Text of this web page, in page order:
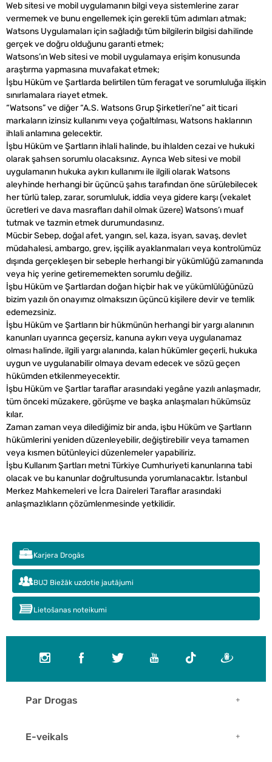
Web sitesi ve mobil uygulamanın bilgi veya sistemlerine zarar
vermemek ve bunu engellemek için gerekli tüm adımları atmak;
Watsons Uygulamaları için sağladığı tüm bilgilerin bilgisi dahilinde
gerçek ve doğru olduğunu garanti etmek;
Watsons’ın Web sitesi ve mobil uygulamaya erişim konusunda
araştırma yapmasına muvafakat etmek;
İşbu Hüküm ve Şartlarda belirtilen tüm feragat ve sorumluluğa ilişkin
sınırlamalara riayet etmek.
“Watsons” ve diğer “A.S. Watsons Grup Şirketleri’ne” ait ticari
markaların izinsiz kullanımı veya çoğaltılması, Watsons haklarının
ihlali anlamına gelecektir.
İşbu Hüküm ve Şartların ihlali halinde, bu ihlalden cezai ve hukuki
olarak şahsen sorumlu olacaksınız. Ayrıca Web sitesi ve mobil
uygulamanın hukuka aykırı kullanımı ile ilgili olarak Watsons
aleyhinde herhangi bir üçüncü şahıs tarafından öne sürülebilecek
her türlü talep, zarar, sorumluluk, iddia veya gidere karşı (vekalet
ücretleri ve dava masrafları dahil olmak üzere) Watsons’ı muaf
tutmak ve tazmin etmek durumundasınız.
Mücbir Sebep, doğal afet, yangın, sel, kaza, isyan, savaş, devlet
müdahalesi, ambargo, grev, işçilik ayaklanmaları veya kontrolümüz
dışında gerçekleşen bir sebeple herhangi bir yükümlüğü zamanında
veya hiç yerine getirememekten sorumlu değiliz.
İşbu Hüküm ve Şartlardan doğan hiçbir hak ve yükümlülüğünüzü
bizim yazılı ön onayımız olmaksızın üçüncü kişilere devir ve temlik
edemezsiniz.
İşbu Hüküm ve Şartların bir hükmünün herhangi bir yargı alanının
kanunları uyarınca geçersiz, kanuna aykırı veya uygulanamaz
olması halinde, ilgili yargı alanında, kalan hükümler geçerli, hukuka
uygun ve uygulanabilir olmaya devam edecek ve sözü geçen
hükümden etkilenmeyecektir.
İşbu Hüküm ve Şartlar taraflar arasındaki yegâne yazılı anlaşmadır,
tüm önceki müzakere, görüşme ve başka anlaşmaları hükümsüz
kılar.
Zaman zaman veya dilediğimiz bir anda, işbu Hüküm ve Şartların
hükümlerini yeniden düzenleyebilir, değiştirebilir veya tamamen
veya kısmen bütünleyici düzenlemeler yapabiliriz.
İşbu Kullanım Şartları metni Türkiye Cumhuriyeti kanunlarına tabi
olacak ve bu kanunlar doğrultusunda yorumlanacaktır. İstanbul
Merkez Mahkemeleri ve İcra Daireleri Taraflar arasındaki
anlaşmazlıkların çözümlenmesinde yetkilidir.
Karjera Drogās
BUJ Biežāk uzdotie jautājumi
Lietošanas noteikumi
Par Drogas
E-veikals